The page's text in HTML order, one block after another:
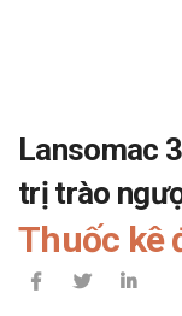
Lansomac
trị trào
Thuốc kê